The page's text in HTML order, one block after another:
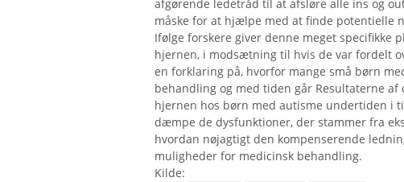
afgørende ledetråd til at afsløre alle ins og
måske for at hjælpe med at finde potentielle
Ifølge forskere giver denne meget specifikke
hjernen, i modsætning til hvis de var fordelt
en forklaring på, hvorfor mange små børn
behandling og med tiden går Resultaterne
hjernen hos børn med autisme undertiden i
dæmpe de dysfunktioner, der stammer fra
hvordan nøjagtigt den kompenserende
muligheder for medicinsk behandling.
Kilde: